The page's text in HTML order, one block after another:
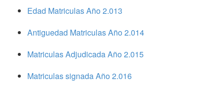
Edad Matriculas Año 2.013
Antiguedad Matriculas Año 2.014
Matriculas Adjudicada Año 2.015
Matriculas signada Año 2.016